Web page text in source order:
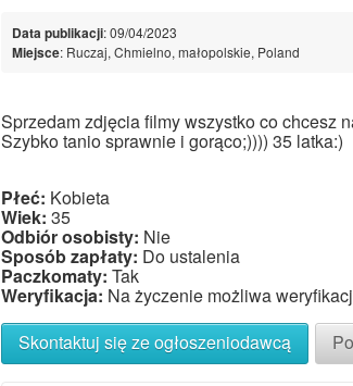
Data publikacji: 09/04/2023
Miejsce: Ruczaj, Chmielno, małopolskie, Poland
Sprzedam zdjęcia filmy wszystko co chcesz
Szybko tanio sprawnie i gorąco;)))) 35 latka:)
Płeć: Kobieta
Wiek: 35
Odbiór osobisty: Nie
Sposób zapłaty: Do ustalenia
Paczkomaty: Tak
Weryfikacja: Na życzenie możliwa
Skontaktuj się ze ogłoszeniodawcą